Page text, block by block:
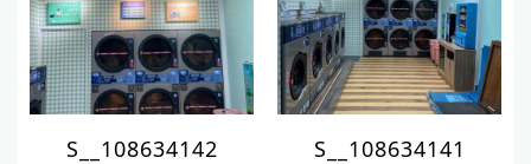
S__108634142 S__108634141